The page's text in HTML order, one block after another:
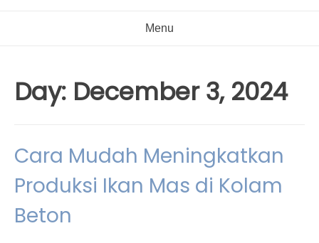
Menu
Day: December 3, 2024
Cara Mudah Meningkatkan
Produksi Ikan Mas di Kolam
Beton